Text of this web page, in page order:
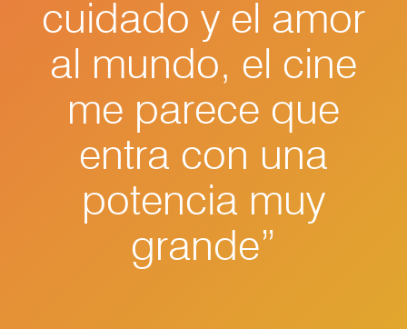
cuidado y el amor
al mundo, el cine
me parece que
entra con una
potencia muy
grande”